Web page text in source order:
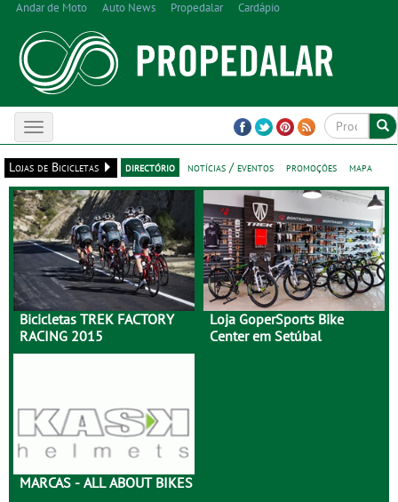
Andar de Moto Auto News Propedalar Cardápio
Toggle
navigation
Lojas de Bicicletas
directório notícias / eventos promoções mapa
Bicicletas TREK FACTORY
RACING 2015
Loja GoperSports Bike
Center em Setúbal
MARCAS - ALL ABOUT BIKES